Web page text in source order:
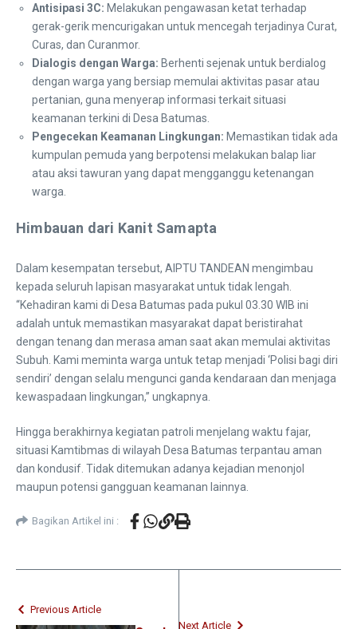
Antisipasi 3C: Melakukan pengawasan ketat terhadap
gerak-gerik mencurigakan untuk mencegah terjadinya Curat,
Curas, dan Curanmor.
Dialogis dengan Warga: Berhenti sejenak untuk berdialog
dengan warga yang bersiap memulai aktivitas pasar atau
pertanian, guna menyerap informasi terkait situasi
keamanan terkini di Desa Batumas.
Pengecekan Keamanan Lingkungan: Memastikan tidak ada
kumpulan pemuda yang berpotensi melakukan balap liar
atau aksi tawuran yang dapat mengganggu ketenangan
warga.
Himbauan dari Kanit Samapta
​Dalam kesempatan tersebut, AIPTU TANDEAN mengimbau
kepada seluruh lapisan masyarakat untuk tidak lengah.
“Kehadiran kami di Desa Batumas pada pukul 03.30 WIB ini
adalah untuk memastikan masyarakat dapat beristirahat
dengan tenang dan merasa aman saat akan memulai aktivitas
Subuh. Kami meminta warga untuk tetap menjadi ‘Polisi bagi diri
sendiri’ dengan selalu mengunci ganda kendaraan dan menjaga
kewaspadaan lingkungan,” ungkapnya.
​Hingga berakhirnya kegiatan patroli menjelang waktu fajar,
situasi Kamtibmas di wilayah Desa Batumas terpantau aman
dan kondusif. Tidak ditemukan adanya kejadian menonjol
maupun potensi gangguan keamanan lainnya.
Bagikan Artikel ini :
Previous Article
Next Article